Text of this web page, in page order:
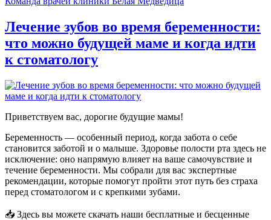
Лечение зубов во время беременности:
что можно будущей маме и когда идти
к стоматологу
Приветствуем вас, дорогие будущие мамы!
Беременность — особенный период, когда забота о себе
становится заботой и о малыше. Здоровье полости рта здесь не
исключение: оно напрямую влияет на ваше самочувствие и
течение беременности. Мы собрали для вас экспертные
рекомендации, которые помогут пройти этот путь без страха
перед стоматологом и с крепкими зубами.
📥 Здесь вы можете скачать наши бесплатные и бесценные